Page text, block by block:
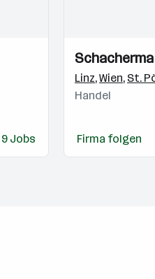
9 Jobs
Videos
Einblicke
Einblicke
Linz,Wien, St.
Handel
Firma folgen